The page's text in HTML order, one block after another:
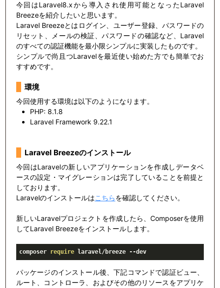
今回はLaravel8.xから導入され使用可能となったLaravel
Breezeを紹介したいと思います。
Laravel Breezeとはログイン、ユーザー登録、パスワードの
リセット、メールの検証、パスワードの確認など、Laravel
のすべての認証機能を最小限シンプルに実装したものです。
シンプルで尚且つLaravelを最近使い始めた方でも簡単でお
すすめです。
環境
今回使用する環境は以下のようになります。
PHP: 8.1.8
Laravel Framework 9.22.1
Laravel Breezeのインストール
今回はLaravelの新しいアプリケーションを作成しデータベ
ースの設定・マイグレーションは完了していることを前提と
しております。
Laravelのインストールはこちらを確認してください。
新しいLaravelプロジェクトを作成したら、Composerを使用
してLaravel Breezeをインストールします。
composer require laravel/breeze --dev
パッケージのインストール後、下記コマンドで認証ビュー、
ルート、コントローラ、およびその他のリソースをアプリケ